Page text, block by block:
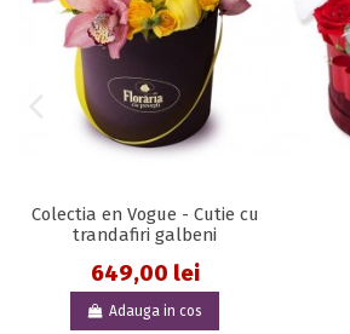
Colectia en Vogue - Cutie cu
trandafiri galbeni
649,00 lei
Adauga in cos